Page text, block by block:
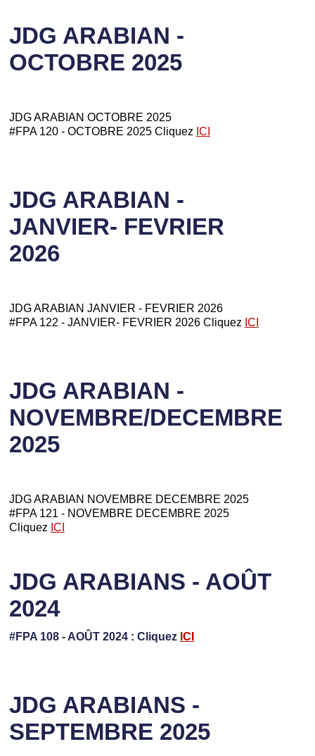
JDG ARABIAN -
OCTOBRE 2025
JDG ARABIAN OCTOBRE 2025
#FPA 120 - OCTOBRE 2025 Cliquez ICI
JDG ARABIAN -
JANVIER- FEVRIER
2026
JDG ARABIAN JANVIER - FEVRIER 2026
#FPA 122 - JANVIER- FEVRIER 2026 Cliquez ICI
JDG ARABIAN -
NOVEMBRE/DECEMBRE
2025
JDG ARABIAN NOVEMBRE DECEMBRE 2025
#FPA 121 - NOVEMBRE DECEMBRE 2025
Cliquez ICI
JDG ARABIANS - AOÛT
2024
#FPA 108 - AOÛT 2024 : Cliquez ICI
JDG ARABIANS -
SEPTEMBRE 2025